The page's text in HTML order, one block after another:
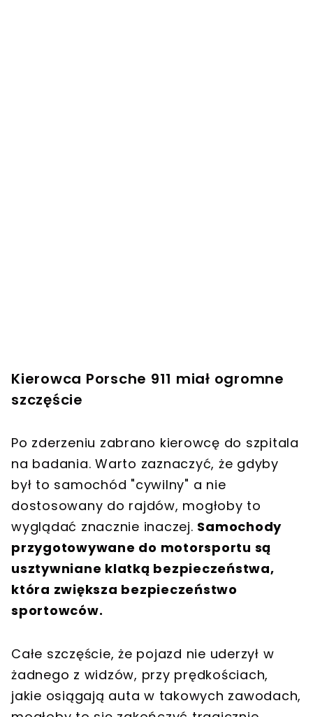
Kierowca Porsche 911 miał ogromne
szczęście
Po zderzeniu zabrano kierowcę do szpitala
na badania. Warto zaznaczyć, że gdyby
był to samochód "cywilny" a nie
dostosowany do rajdów, mogłoby to
wyglądać znacznie inaczej. Samochody
przygotowywane do motorsportu są
usztywniane klatką bezpieczeństwa,
która zwiększa bezpieczeństwo
sportowców.
Całe szczęście, że pojazd nie uderzył w
żadnego z widzów, przy prędkościach,
jakie osiągają auta w takowych zawodach,